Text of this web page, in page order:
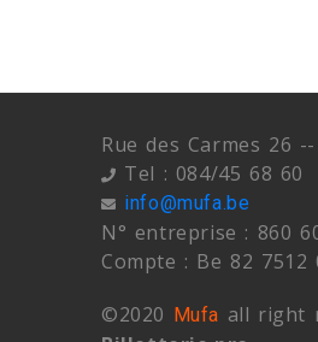
Rue des Carmes 26
Tel : 084/45 68 60
info@mufa.be
N° entreprise : 860
Compte : Be 82 7512
©2020 Mufa all right